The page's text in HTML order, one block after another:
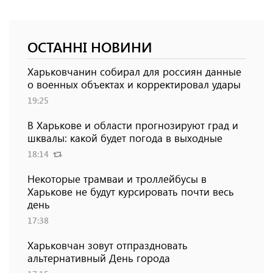
ОСТАННІ НОВИНИ
Харьковчанин собирал для россиян данные
о военных объектах и ​​корректировал удары
19:25
В Харькове и области прогнозируют град и
шквалы: какой будет погода в выходные
18:14
Некоторые трамваи и троллейбусы в
Харькове не будут курсировать почти весь
день
17:38
Харьковчан зовут отпраздновать
альтернативный День города